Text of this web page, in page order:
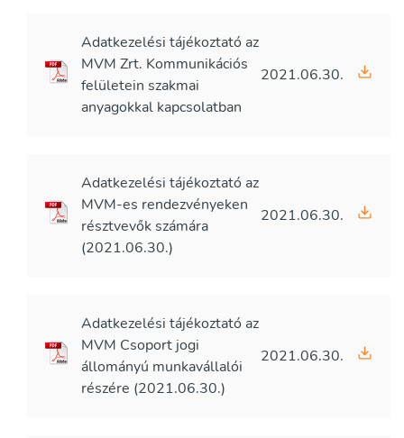
Adatkezelési tájékoztató az
MVM Zrt. Kommunikációs
felületein szakmai
anyagokkal kapcsolatban
2021.06.30.
Adatkezelési tájékoztató az
MVM-es rendezvényeken
résztvevők számára
(2021.06.30.)
2021.06.30.
Adatkezelési tájékoztató az
MVM Csoport jogi
állományú munkavállalói
részére (2021.06.30.)
2021.06.30.